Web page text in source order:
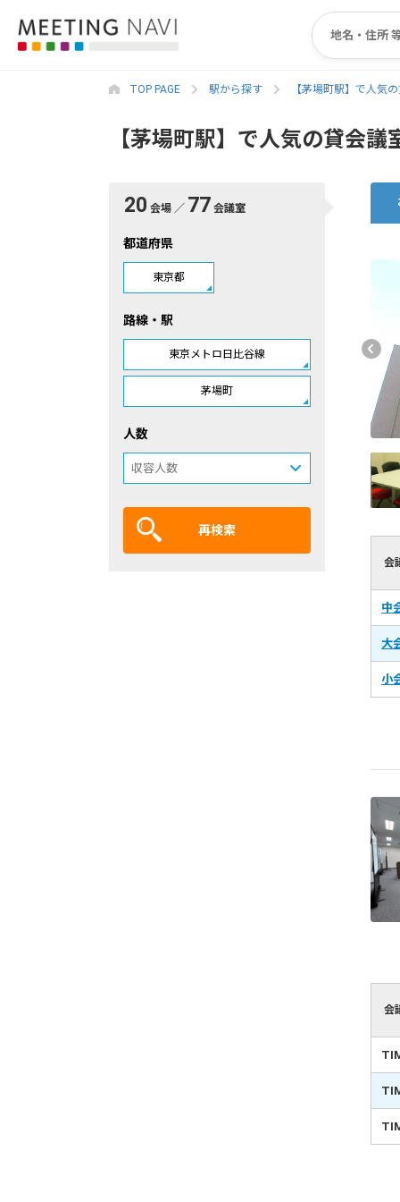
TOP PAGE 駅から探す 【茅場町駅】で人気
【茅場町駅】で人気の貸会議
20 会場 ／ 77 会議室
都道府県
東京都
路線・駅
東京メトロ日比谷線
茅場町
人数
再検索
会
中
大
小
会